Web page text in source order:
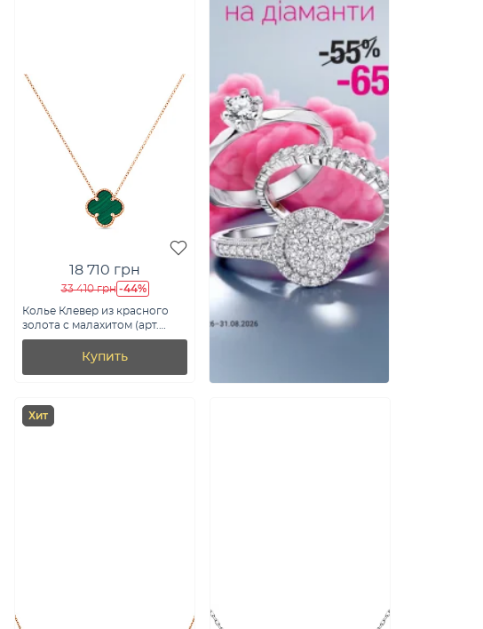
18 710 грн
33 410 грн -44%
Колье Клевер из красного
золота с малахитом (арт.
361496/10млх)
Купить
Хит